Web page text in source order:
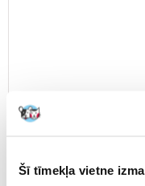
Šī tīmekļa vietne
Versele-Laga Grit + Coral
kg